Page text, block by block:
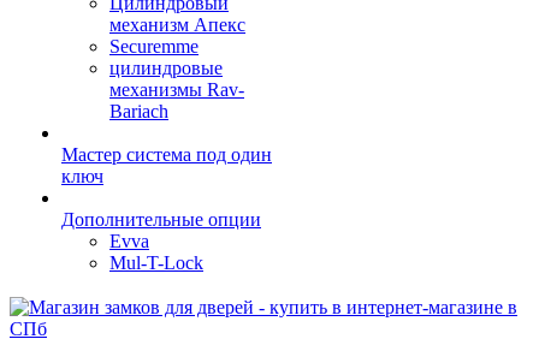
механизм Апекс
Securemme
цилиндровые
механизмы Rav-
Bariach
Мастер система под один
ключ
Дополнительные опции
Evva
Mul-T-Lock